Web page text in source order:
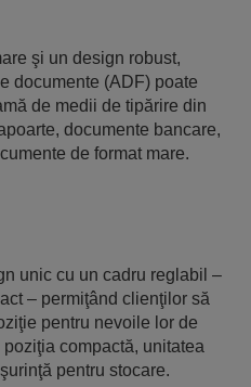
şi un design robust,
documente (ADF) poate
de medii de tipărire din
documente bancare,
de format mare.
unic cu un cadru reglabil –
– permiţând clienţilor să
pentru nevoile lor de
compactă, unitatea
pentru stocare.